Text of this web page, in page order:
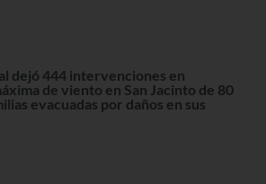
dejó 444 intervenciones en
de viento en San Jacinto de 80
evacuadas por daños en sus